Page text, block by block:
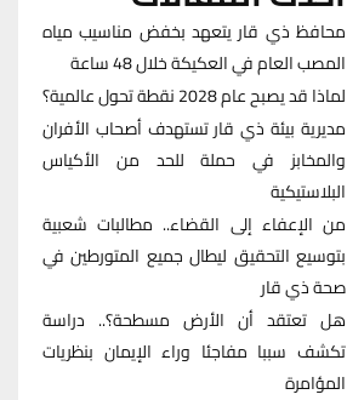
محافظ ذي قار يتعهد بخفض مناسيب مياه
المصب العام في العكيكة خلال 48 ساعة
لماذا قد يصبح عام 2028 نقطة تحول عالمية؟
مديرية بيئة ذي قار تستهدف أصحاب الأفران
والمخابز في حملة للحد من الأكياس
البلاستيكية
من الإعفاء إلى القضاء.. مطالبات شعبية
بتوسيع التحقيق ليطال جميع المتورطين في
صحة ذي قار
هل تعتقد أن الأرض مسطحة؟.. دراسة
تكشف سببا مفاجئا وراء الإيمان بنظريات
المؤامرة